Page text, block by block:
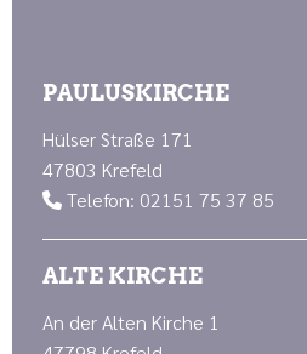
PAULUSKIRCHE
Hülser Straße 171
47803 Krefeld
 Telefon: 02151 75 37 85
ALTE KIRCHE
An der Alten Kirche 1